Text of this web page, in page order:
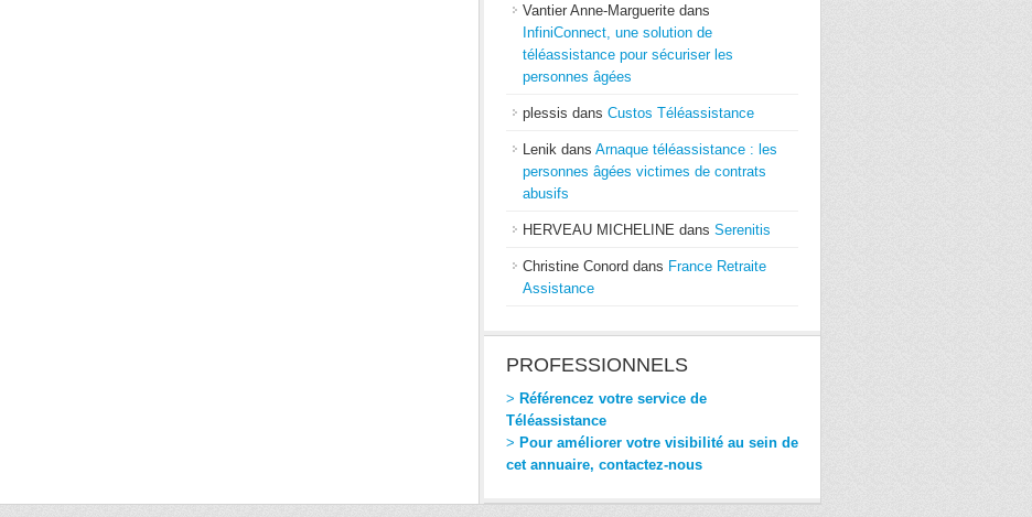
Vantier Anne-Marguerite dans
InfiniConnect, une solution de
téléassistance pour sécuriser les
personnes âgées
plessis dans Custos Téléassistance
Lenik dans Arnaque téléassistance : les
personnes âgées victimes de contrats
abusifs
HERVEAU MICHELINE dans Serenitis
Christine Conord dans France Retraite
Assistance
PROFESSIONNELS
> Référencez votre service de
Téléassistance
> Pour améliorer votre visibilité au sein de
cet annuaire, contactez-nous